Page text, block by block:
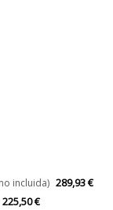
incluida) 289,93 €
225,50 €